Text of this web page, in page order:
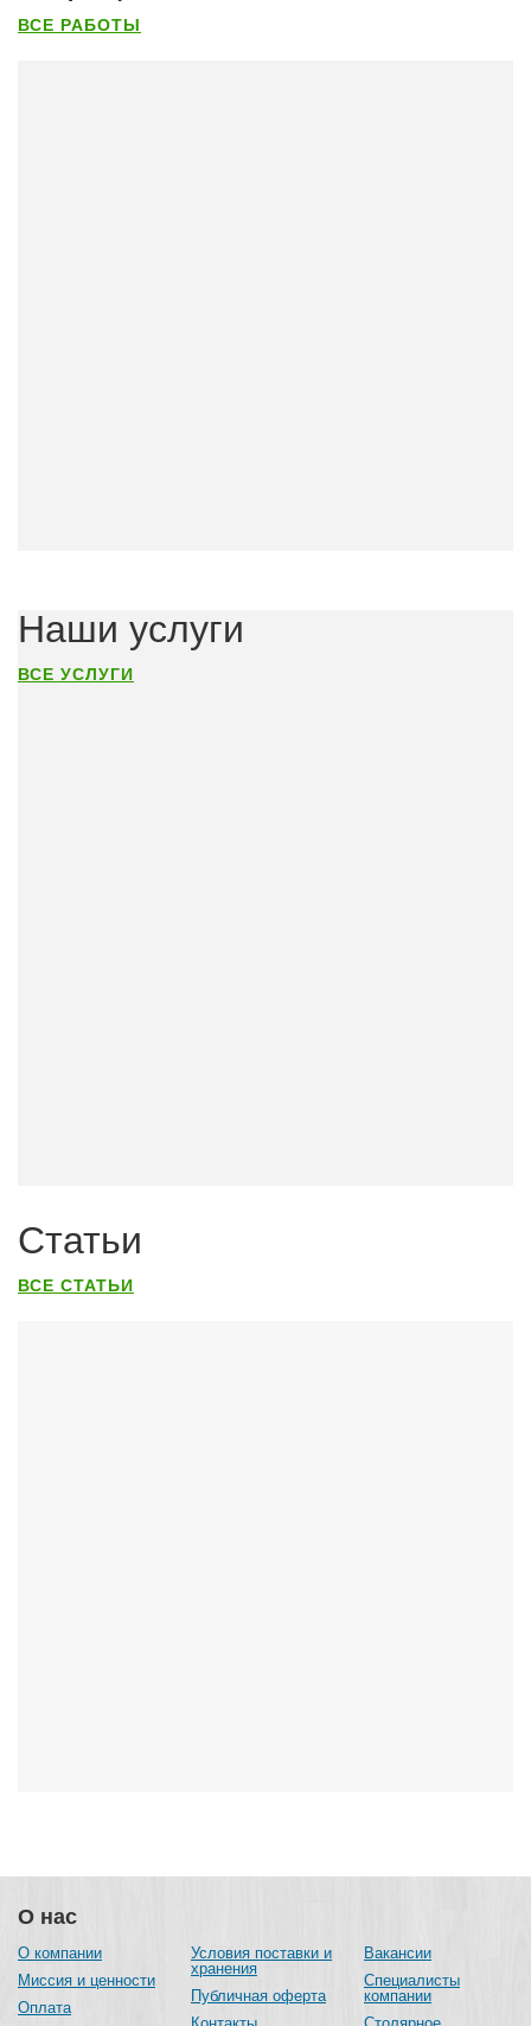
ВСЕ РАБОТЫ
Наши услуги
ВСЕ УСЛУГИ
Статьи
ВСЕ СТАТЬИ
О нас
О компании
Миссия и ценности
Оплата
Условия поставки и
хранения
Публичная оферта
Вакансии
Специалисты
компании